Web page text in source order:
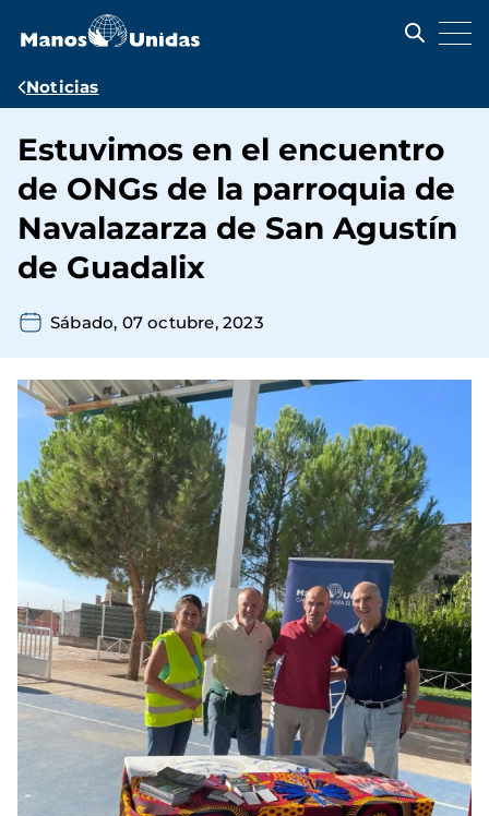
contenido
Ruta
navegación
Noticias
Estuvimos en el encuentro
de ONGs de la parroquia de
Navalazarza de San Agustín
de Guadalix
Sábado, 07 octubre, 2023